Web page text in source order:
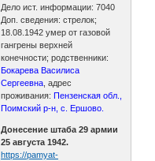
Дело ист. информации: 7040
Доп. сведения: стрелок;
18.08.1942 умер от газовой
гангрены верхней
конечности; родственники:
Бокарева Василиса
Сергеевна , адрес
проживания:Пензенская обл.,
Поимский р-н, с. Ершово.
Донесение штаба 29 армии
25 августа 1942.
https://pamyat-